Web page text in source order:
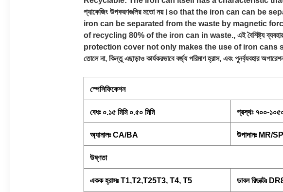
প্যাকেজিং উপকরণগুলির মতো নয়।so that the iron can can
iron can be separated from the waste by magnetic
of recycling 80% of the iron can in waste., এই বৈশিষ্ট্য ব্যবহার
protection cover not only makes the use of iron cans safer and
তোলে না, কিন্তু এছাড়াও কার্যকরভাবে বর্জ্য পরিমাণ হ্রাস, এবং পুনর্ব্যবহার
স্পেসিফিকেশন
বেধঃ ০.১৫ মিমি ০.৫০ মিমি প্রস্থঃ ৭০০-১০৫০
অ্যানালঃ CA/BA উপাদানঃ MR/
উষ্ণতা
একক হ্রাসঃ T1,T2,T25T3, T4, T5 ডাবল রিডাক্টঃ